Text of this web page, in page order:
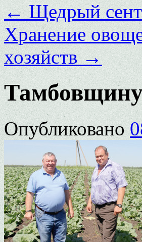
←Щедрый
Хранение
хозяйств→
Опубликовано